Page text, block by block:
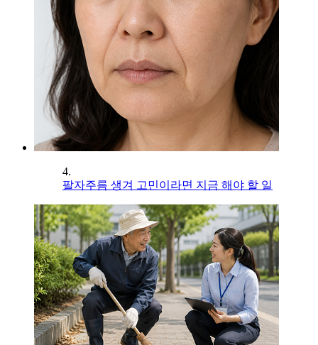
4.
팔자주름 생겨 고민이라면 지금 해야 할 일